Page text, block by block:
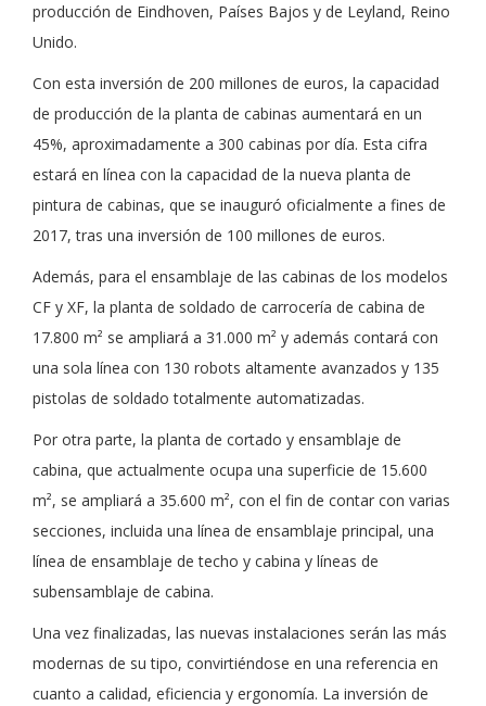
producción de Eindhoven, Países Bajos y de Leyland, Reino
Unido.
Con esta inversión de 200 millones de euros, la capacidad
de producción de la planta de cabinas aumentará en un
45%, aproximadamente a 300 cabinas por día. Esta cifra
estará en línea con la capacidad de la nueva planta de
pintura de cabinas, que se inauguró oficialmente a fines de
2017, tras una inversión de 100 millones de euros.
Además, para el ensamblaje de las cabinas de los modelos
CF y XF, la planta de soldado de carrocería de cabina de
17.800 m² se ampliará a 31.000 m² y además contará con
una sola línea con 130 robots altamente avanzados y 135
pistolas de soldado totalmente automatizadas.
Por otra parte, la planta de cortado y ensamblaje de
cabina, que actualmente ocupa una superficie de 15.600
m², se ampliará a 35.600 m², con el fin de contar con varias
secciones, incluida una línea de ensamblaje principal, una
línea de ensamblaje de techo y cabina y líneas de
subensamblaje de cabina.
Una vez finalizadas, las nuevas instalaciones serán las más
modernas de su tipo, convirtiéndose en una referencia en
cuanto a calidad, eficiencia y ergonomía. La inversión de